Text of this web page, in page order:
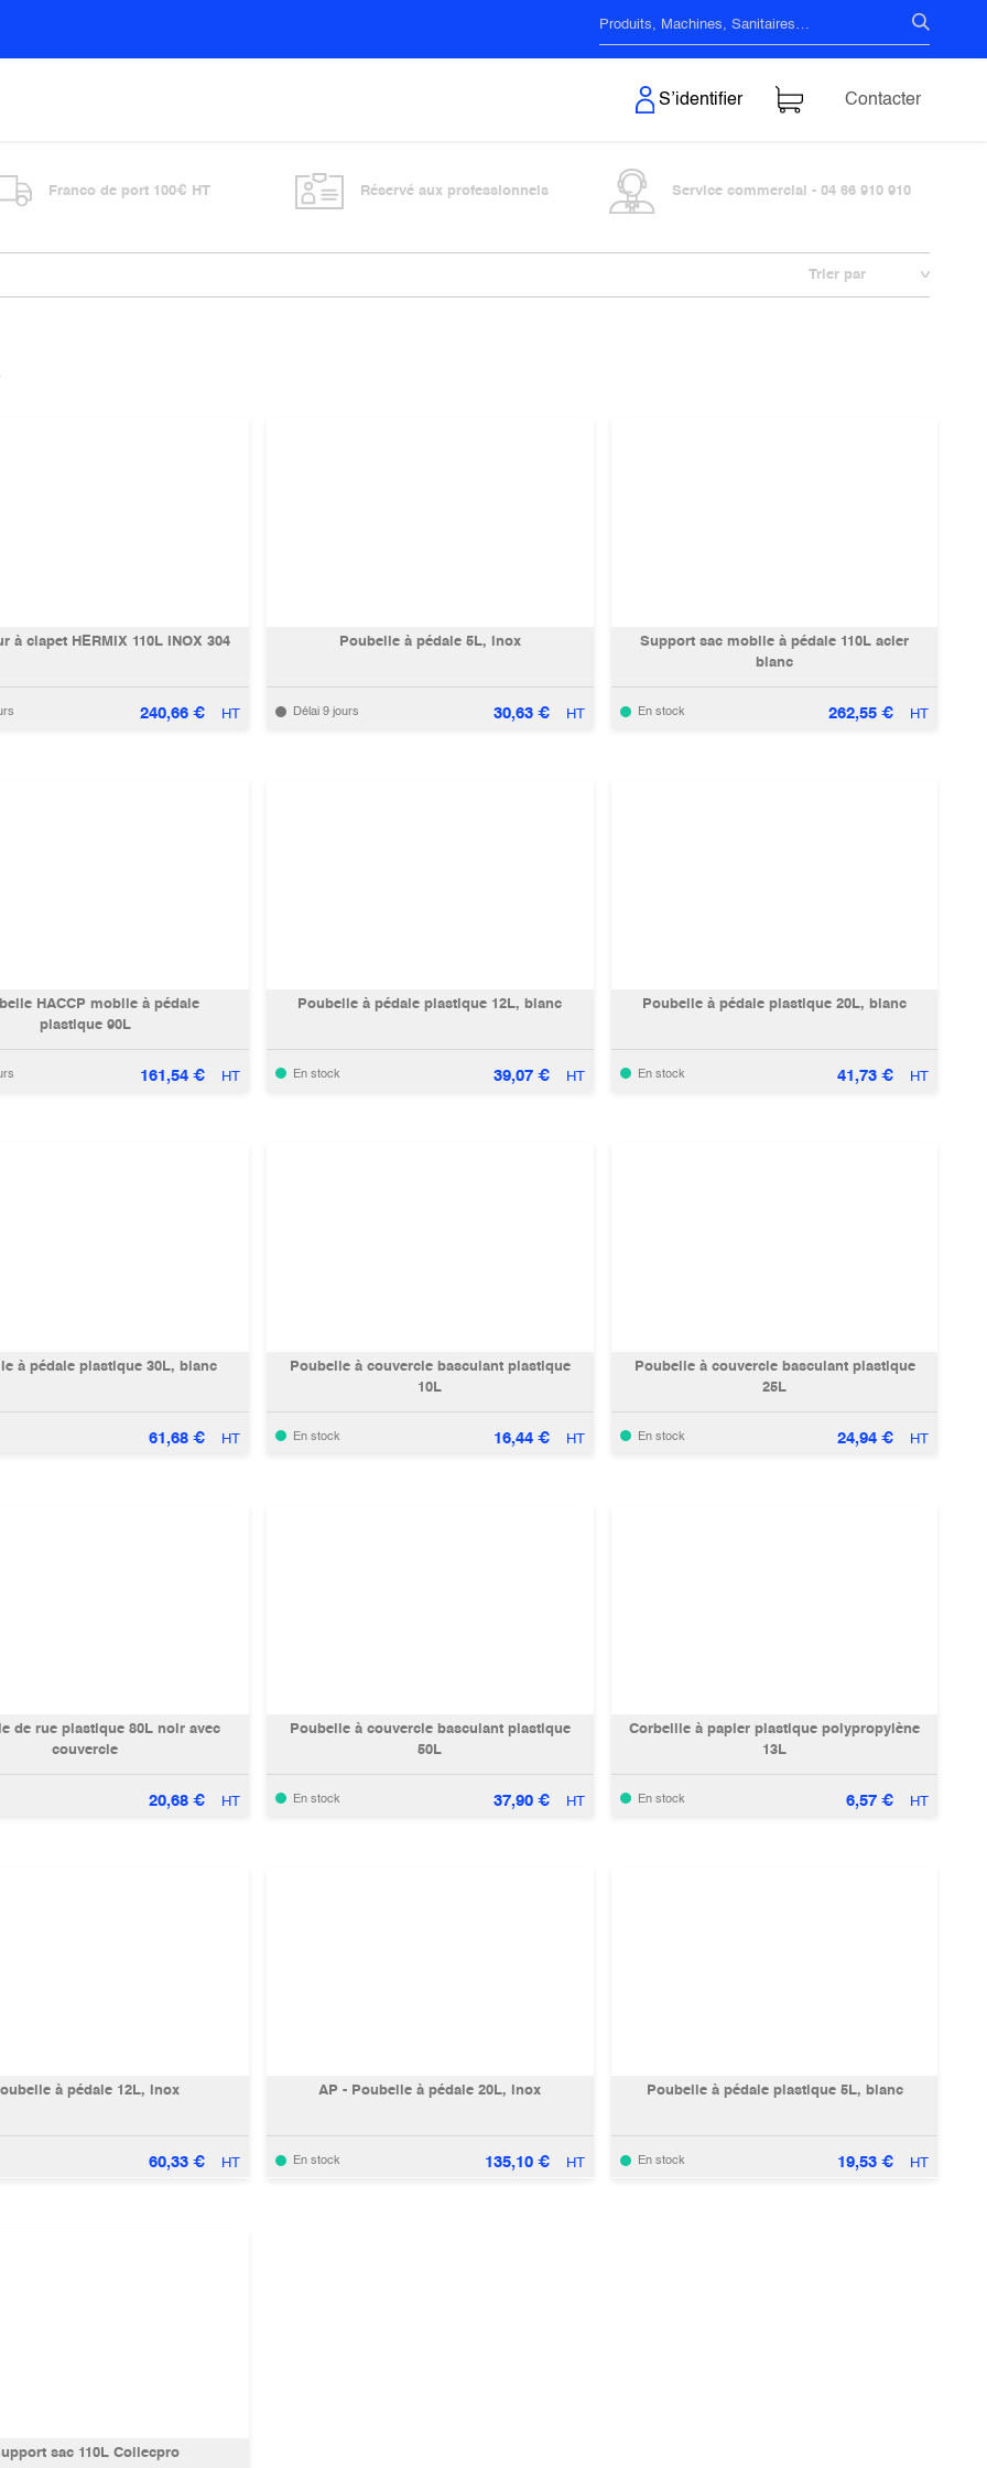
S’identifier Contacter
Franco de port 100€ HT Réservé aux professionnels Service commercial - 04 66 910 910
Trier par
à clapet HERMIX 110L INOX 304
240,66€ HT
Poubelle à pédale 5L, inox
Délai 9 jours 30,63€ HT
Support sac mobile à pédale 110L acier
blanc
En stock 262,55 € HT
HACCP mobile à pédale
plastique 90L
161,54€ HT
Poubelle à pédale plastique 12L, blanc
En stock 39,07€ HT
Poubelle à pédale plastique 20L, blanc
En stock 41,73 € HT
à pédale plastique 30L, blanc
61,68€ HT
Poubelle à couvercle basculant plastique
10L
En stock 16,44€ HT
Poubelle à couvercle basculant plastique
25L
En stock 24,94 € HT
de rue plastique 80L noir avec
couvercle
20,68€ HT
Poubelle à couvercle basculant plastique
50L
En stock 37,90€ HT
Corbeille à papier plastique polypropylène
13L
En stock 6,57 € HT
à pédale 12L, inox
60,33€ HT
AP - Poubelle à pédale 20L, inox
En stock 135,10€ HT
Poubelle à pédale plastique 5L, blanc
En stock 19,53 € HT
sac 110L Collecpro